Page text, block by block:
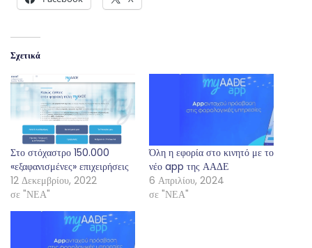
Σχετικά
Στο στόχαστρο 150.000
«εξαφανισμένες» επιχειρήσεις
12 Δεκεμβρίου, 2022
σε "ΝΕΑ"
Όλη η εφορία στο κινητό με το
νέο app της ΑΑΔΕ
6 Απριλίου, 2024
σε "ΝΕΑ"